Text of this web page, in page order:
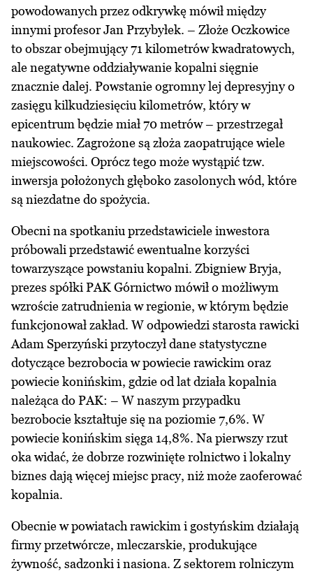
powodowanych przez odkrywkę mówił między
innymi profesor Jan Przybyłek. – Złoże Oczkowice
to obszar obejmujący 71 kilometrów kwadratowych,
ale negatywne oddziaływanie kopalni sięgnie
znacznie dalej. Powstanie ogromny lej depresyjny o
zasięgu kilkudziesięciu kilometrów, który w
epicentrum będzie miał 70 metrów – przestrzegał
naukowiec. Zagrożone są złoża zaopatrujące wiele
miejscowości. Oprócz tego może wystąpić tzw.
inwersja położonych głęboko zasolonych wód, które
są niezdatne do spożycia.
Obecni na spotkaniu przedstawiciele inwestora
próbowali przedstawić ewentualne korzyści
towarzyszące powstaniu kopalni. Zbigniew Bryja,
prezes spółki PAK Górnictwo mówił o możliwym
wzroście zatrudnienia w regionie, w którym będzie
funkcjonował zakład. W odpowiedzi starosta rawicki
Adam Sperzyński przytoczył dane statystyczne
dotyczące bezrobocia w powiecie rawickim oraz
powiecie konińskim, gdzie od lat działa kopalnia
należąca do PAK: – W naszym przypadku
bezrobocie kształtuje się na poziomie 7,6%. W
powiecie konińskim sięga 14,8%. Na pierwszy rzut
oka widać, że dobrze rozwinięte rolnictwo i lokalny
biznes dają więcej miejsc pracy, niż może zaoferować
kopalnia.
Obecnie w powiatach rawickim i gostyńskim działają
firmy przetwórcze, mleczarskie, produkujące
żywność, sadzonki i nasiona. Z sektorem rolniczym